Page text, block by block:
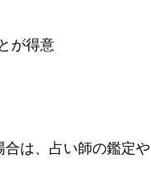
が得意
は、占い師の鑑定や